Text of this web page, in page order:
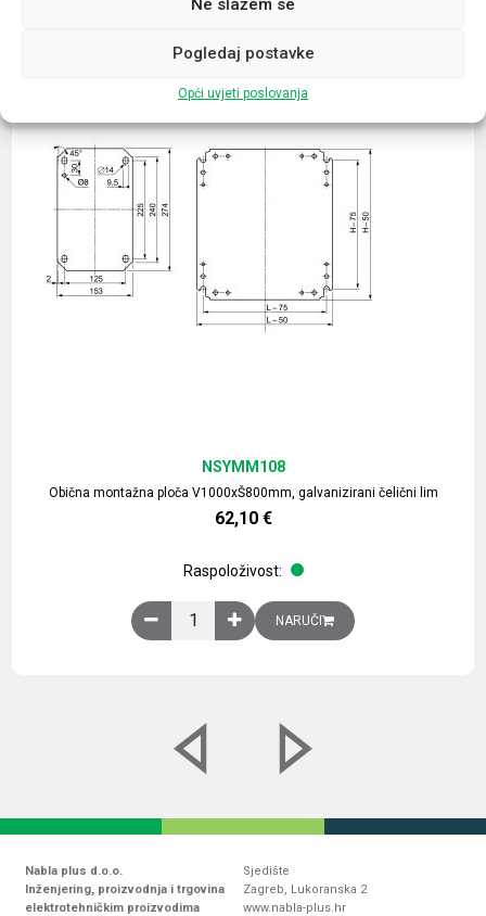
Ne slažem se
Pogledaj postavke
Opći uvjeti poslovanja
Obična montažna ploča V1000xŠ800mm, galvanizirani čelični lim
NSYMM108
62,10 €
Raspoloživost:
Obična montažna ploča V1000xŠ800mm,
NARUČI
Nabla plus d.o.o.
Inženjering, proizvodnja i trgovina
elektrotehničkim proizvodima
Sjedište
Zagreb, Lukoranska 2
www.nabla-plus.hr